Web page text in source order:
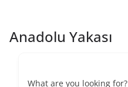
Anadolu Yakası
What are you looking for?